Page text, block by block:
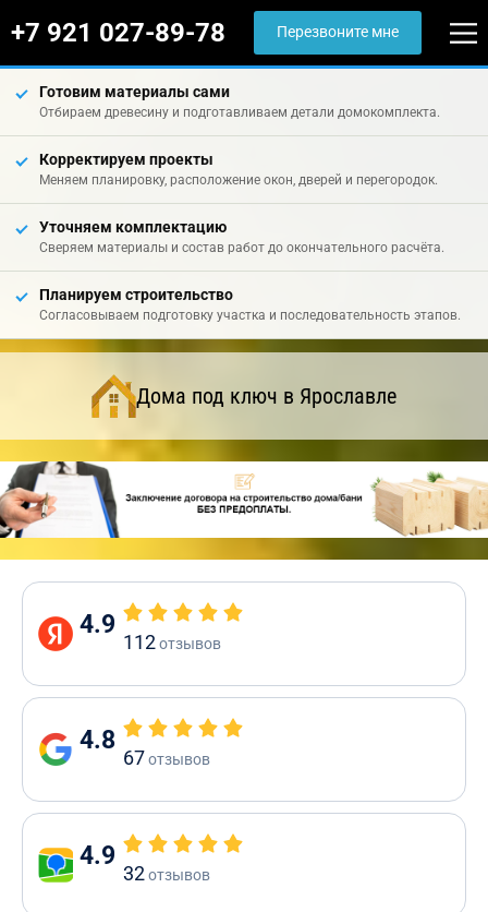
+7 921 027-89-78 Перезвоните мне
Готовим материалы сами
Отбираем древесину и подготавливаем детали домокомплекта.
Корректируем проекты
Меняем планировку, расположение окон, дверей и перегородок.
Уточняем комплектацию
Сверяем материалы и состав работ до окончательного расчёта.
Планируем строительство
Согласовываем подготовку участка и последовательность этапов.
Дома под ключ в Ярославле
4.9
112отзывов
4.8
67отзывов
4.9
32отзывов